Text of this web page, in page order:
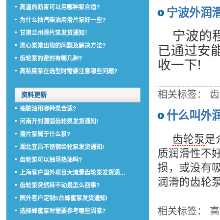
宁波外润
宁波的
已通过安
收一下!
相关标签：
什么叫外
齿轮泵是
质润滑性不
损，或没有
润滑的齿轮
相关标签：
高温的沥青可以用哪种泵合适?
为什么抽汽柴油用滑片泵好一些?
甘肃兰州滑片泵发货通知！
离心泵常出现的问题及解决方法?
齿轮泵的密封有哪几种?
高粘度泵在选型时需要注意哪些问题?
资料更新
抽脏油用哪种泵合适?
河南开封圆弧齿轮泵发货通知!
滑片泵属于什么泵?
湖北宜昌不锈钢齿轮泵发货通知!
齿轮泵可以抽导热油吗?
上海客户国外项目大流量齿轮泵发货通…
齿轮泵突然转不动是怎么回事?
国外客户定制5台蜂蜜泵发货通知!
选择蜂蜜泵时需要参考哪些因素?